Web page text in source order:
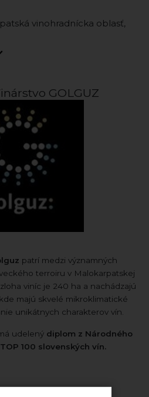
vinohradnícka oblasť,
GOLGUZ
patrí medzi významných
terroiru v Malokarpatskej
viníc je 240 ha a nachádzajú
majú skvelé mikroklimatické
unikátnych charakterov vín.
udelený diplom z Národného
100 slovenských vín.